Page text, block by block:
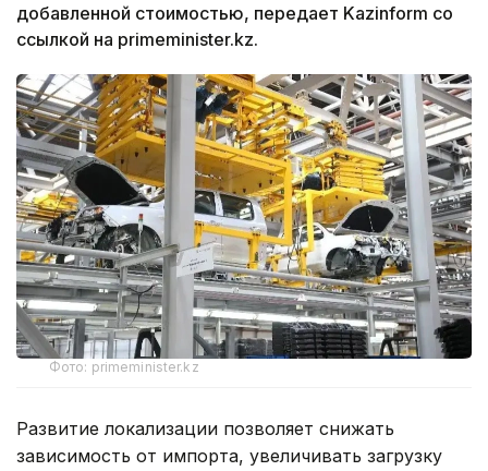
добавленной стоимостью, передает Kazinform со
ссылкой на primeminister.kz.
Фото: primeminister.kz
Развитие локализации позволяет снижать
зависимость от импорта, увеличивать загрузку